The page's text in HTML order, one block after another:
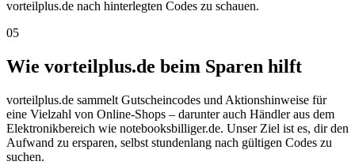
vorteilplus.de nach hinterlegten Codes zu schauen.
05
Wie vorteilplus.de beim Sparen hilft
vorteilplus.de sammelt Gutscheincodes und Aktionshinweise für
eine Vielzahl von Online-Shops – darunter auch Händler aus dem
Elektronikbereich wie notebooksbilliger.de. Unser Ziel ist es, dir den
Aufwand zu ersparen, selbst stundenlang nach gültigen Codes zu
suchen.